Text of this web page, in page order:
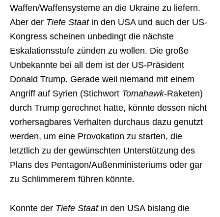
Waffen/Waffensysteme an die Ukraine zu liefern.
Aber der Tiefe Staatin den USA und auch der US-
Kongress scheinen unbedingt die nächste
Eskalationsstufe zünden zu wollen. Die große
Unbekannte bei all dem ist der US-Präsident
Donald Trump. Gerade weil niemand mit einem
Angriff auf Syrien (Stichwort Tomahawk-Raketen)
durch Trump gerechnet hatte, könnte dessen nicht
vorhersagbares Verhalten durchaus dazu genutzt
werden, um eine Provokation zu starten, die
letztlich zu der gewünschten Unterstützung des
Plans des Pentagon/Außenministeriums oder gar
zu Schlimmerem führen könnte.
Konnte der Tiefe Staatin den USA bislang die